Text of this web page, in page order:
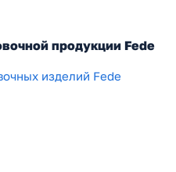
продукции Fede
изделий Fede